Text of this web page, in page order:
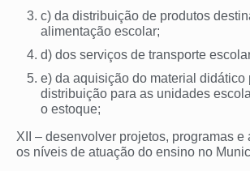
c) da distribuição de produtos
alimentação escolar;
d) dos serviços de transporte
e) da aquisição do material didático
distribuição para as unidades
o estoque;
XII – desenvolver projetos, programas e
os níveis de atuação do ensino no